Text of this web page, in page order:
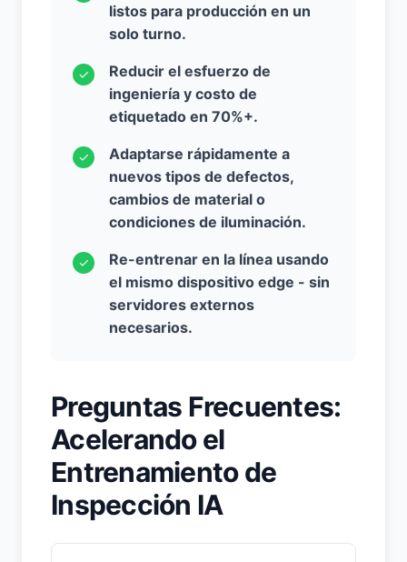
listos para producción en un
solo turno.
✓
Reducir el esfuerzo de
ingeniería y costo de
etiquetado en 70%+.
✓
Adaptarse rápidamente a
nuevos tipos de defectos,
cambios de material o
condiciones de iluminación.
✓
Re-entrenar en la línea usando
el mismo dispositivo edge - sin
servidores externos
necesarios.
Preguntas Frecuentes:
Acelerando el
Entrenamiento de
Inspección IA